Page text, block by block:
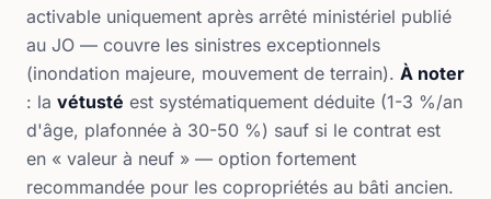
activable uniquement après arrêté ministériel publié
au JO — couvre les sinistres exceptionnels
(inondation majeure, mouvement de terrain). À noter
: la vétusté est systématiquement déduite (1-3 %/an
d'âge, plafonnée à 30-50 %) sauf si le contrat est
en « valeur à neuf » — option fortement
recommandée pour les copropriétés au bâti ancien.